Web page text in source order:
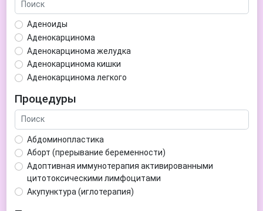
Аденоиды
Аденокарцинома
Аденокарцинома желудка
Аденокарцинома кишки
Аденокарцинома легкого
Аденома гипофиза
Аденома простаты
Аденома щитовидной железы
Аденомиоз
Адентия
Азооспермия
Акне (угри)
Алкоголизм
Процедуры
Абдоминопластика
Аборт (прерывание беременности)
Адоптивная иммунотерапия активированными
цитотоксическими лимфоцитами
Акупунктура (иглотерапия)